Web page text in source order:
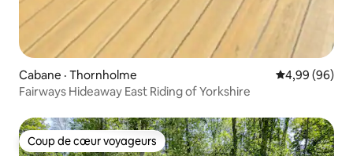
Cabane · Thornholme Note
4,99 (96)
Fairways Hideaway East Riding of Yorkshire
Coup de cœur voyageurs
Coup de cœur voyageurs